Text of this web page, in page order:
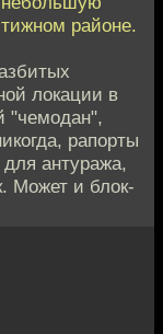
районе.
локации в
"чемодан",
рапорты
антуража,
Может и блок-